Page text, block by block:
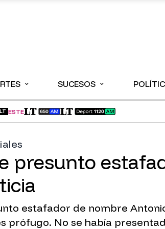
⌄ SUCESOS ⌄
LT ESTE
presunto
estafador de nombre
prófugo. No se había